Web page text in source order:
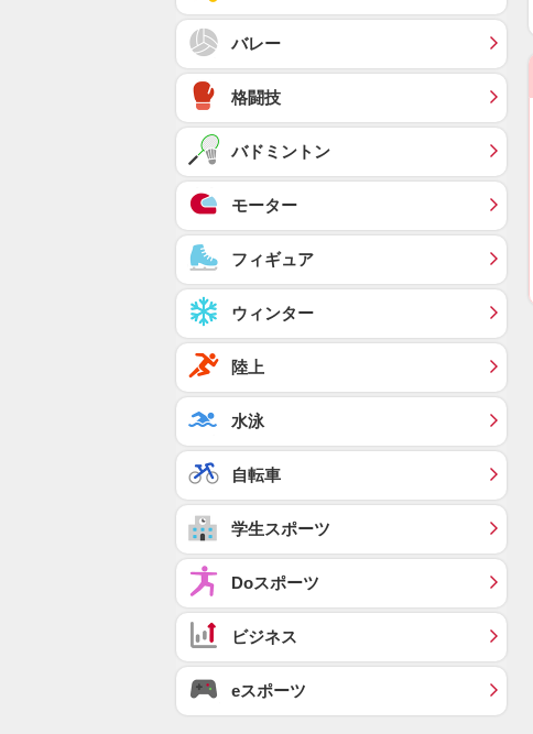
バレー
格闘技
バドミントン
モーター
フィギュア
ウィンター
陸上
水泳
自転車
学生スポーツ
Doスポーツ
ビジネス
eスポーツ